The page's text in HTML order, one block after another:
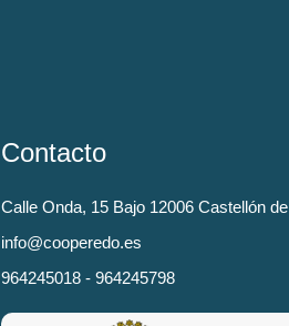
Contacto
Calle Onda, 15 Bajo 12006 Castellón
info@cooperedo.es
964245018 - 964245798